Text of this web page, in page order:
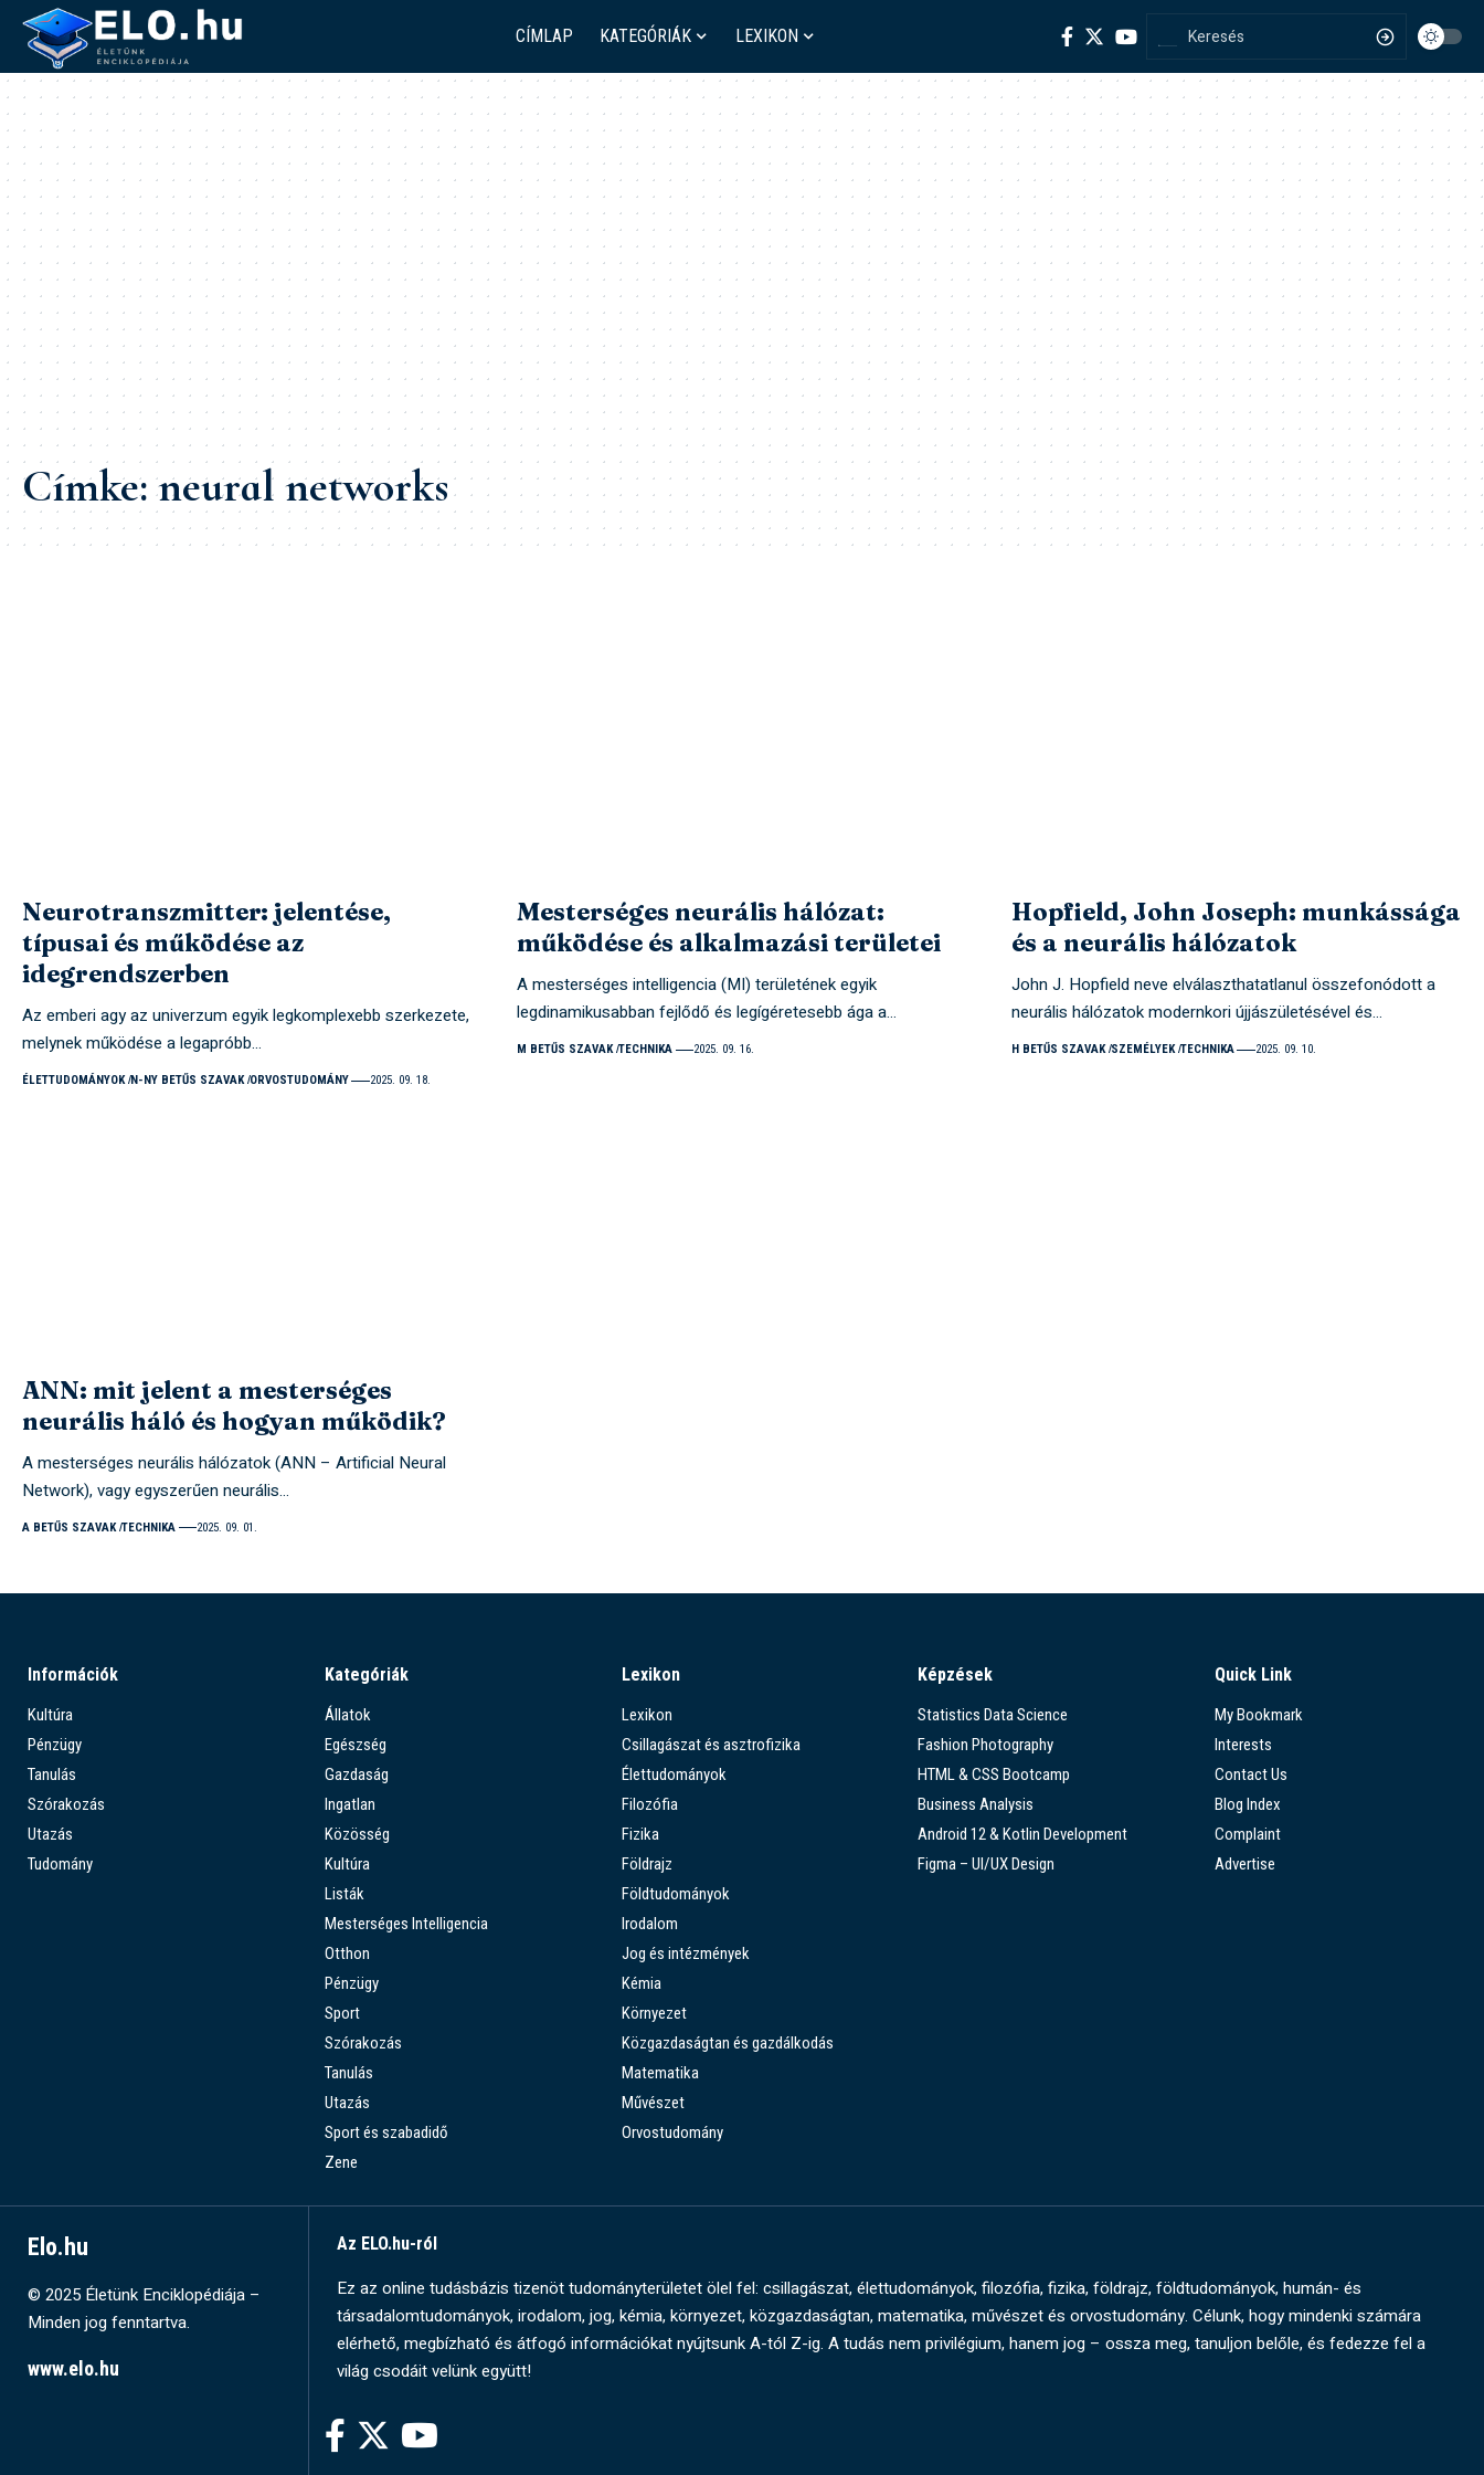
CÍMLAP KATEGÓRIÁK LEXIKON
Címke:neural networks
Neurotranszmitter: jelentése,
típusai és működése az
idegrendszerben
Az emberi agy az univerzum egyik legkomplexebb szerkezete,
melynek működése a legapróbb…
ÉLETTUDOMÁNYOK N-NY BETŰS SZAVAK ORVOSTUDOMÁNY 2025. 09. 18.
Mesterséges neurális hálózat:
működése és alkalmazási területei
A mesterséges intelligencia (MI) területének egyik
legdinamikusabban fejlődő és legígéretesebb ága a…
M BETŰS SZAVAK TECHNIKA 2025. 09. 16.
Hopfield, John Joseph: munkássága
és a neurális hálózatok
John J. Hopfield neve elválaszthatatlanul összefonódott a
neurális hálózatok modernkori újjászületésével és…
H BETŰS SZAVAK SZEMÉLYEK TECHNIKA 2025. 09. 10.
ANN: mit jelent a mesterséges
neurális háló és hogyan működik?
A mesterséges neurális hálózatok (ANN – Artificial Neural
Network), vagy egyszerűen neurális…
A BETŰS SZAVAK TECHNIKA 2025. 09. 01.
Információk
Kultúra
Pénzügy
Tanulás
Szórakozás
Utazás
Tudomány
Kategóriák
Állatok
Egészség
Gazdaság
Ingatlan
Közösség
Kultúra
Listák
Mesterséges Intelligencia
Otthon
Pénzügy
Sport
Szórakozás
Tanulás
Utazás
Sport és szabadidő
Zene
Lexikon
Lexikon
Csillagászat és asztrofizika
Élettudományok
Filozófia
Fizika
Földrajz
Földtudományok
Irodalom
Jog és intézmények
Kémia
Környezet
Közgazdaságtan és gazdálkodás
Matematika
Művészet
Orvostudomány
Képzések
Statistics Data Science
Fashion Photography
HTML & CSS Bootcamp
Business Analysis
Android 12 & Kotlin Development
Figma – UI/UX Design
Quick Link
My Bookmark
Interests
Contact Us
Blog Index
Complaint
Advertise
Elo.hu
© 2025 Életünk Enciklopédiája –
Minden jog fenntartva.
www.elo.hu
Az ELO.hu-ról
Ez az online tudásbázis tizenöt tudományterületet ölel fel: csillagászat, élettudományok, filozófia, fizika, földrajz, földtudományok, humán- és
társadalomtudományok, irodalom, jog, kémia, környezet, közgazdaságtan, matematika, művészet és orvostudomány. Célunk, hogy mindenki számára
elérhető, megbízható és átfogó információkat nyújtsunk A-tól Z-ig. A tudás nem privilégium, hanem jog – ossza meg, tanuljon belőle, és fedezze fel a
világ csodáit velünk együtt!